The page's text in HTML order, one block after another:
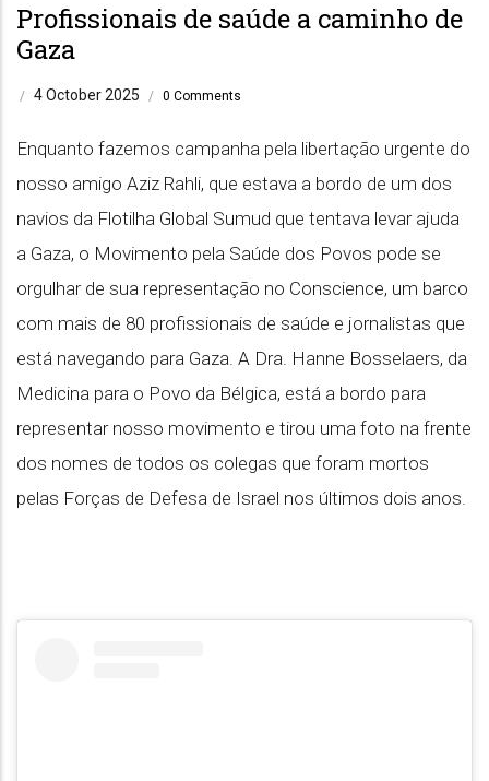
Profissionais de saúde a caminho de
Gaza
/ 4 October 2025 / 0 Comments
Enquanto fazemos campanha pela libertação urgente do
nosso amigo Aziz Rahli, que estava a bordo de um dos
navios da Flotilha Global Sumud que tentava levar ajuda
a Gaza, o Movimento pela Saúde dos Povos pode se
orgulhar de sua representação no Conscience, um barco
com mais de 80 profissionais de saúde e jornalistas que
está navegando para Gaza. A Dra. Hanne Bosselaers, da
Medicina para o Povo da Bélgica, está a bordo para
representar nosso movimento e tirou uma foto na frente
dos nomes de todos os colegas que foram mortos
pelas Forças de Defesa de Israel nos últimos dois anos.